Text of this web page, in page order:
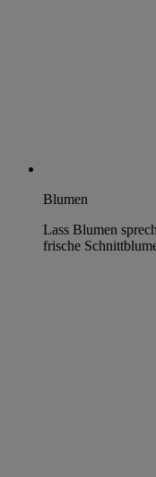
Blumen
Lass Blumen
frische